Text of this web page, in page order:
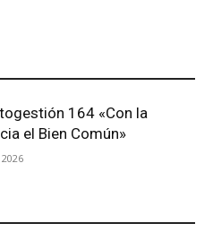
164 «Con la
el Bien Común»